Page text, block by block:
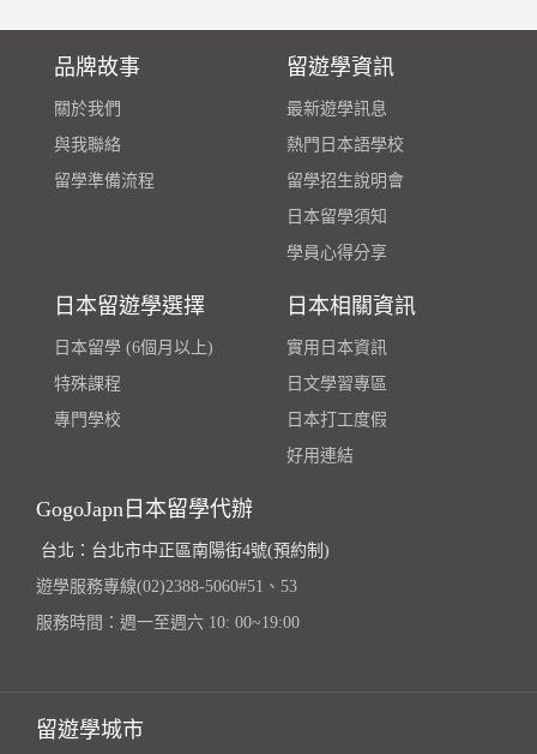
品牌故事
關於我們
與我聯絡
留學準備流程
留遊學資訊
最新遊學訊息
熱門日本語學校
留學招生說明會
日本留學須知
學員心得分享
日本留遊學選擇
日本留學 (6個月以上)
特殊課程
專門學校
日本相關資訊
實用日本資訊
日文學習專區
日本打工度假
好用連結
GogoJapn日本留學代辦
台北：台北市中正區南陽街4號(預約制)
遊學服務專線(02)2388-5060#51、53
服務時間：週一至週六 10: 00~19:00
留遊學城市